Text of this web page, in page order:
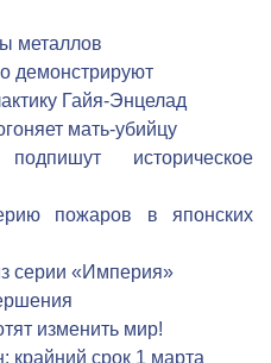
металлов
демонстрируют
Гайя-Энцелад
мать-убийцу
историческое
пожаров в японских
серии «Империя»
изменить мир!
крайний срок 1 марта